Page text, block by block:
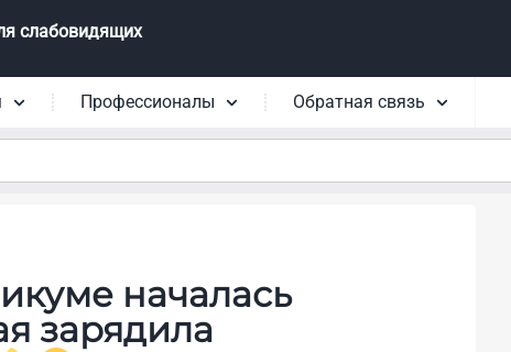
слабовидящих
Профессионалы Обратная связь
началась
зарядила